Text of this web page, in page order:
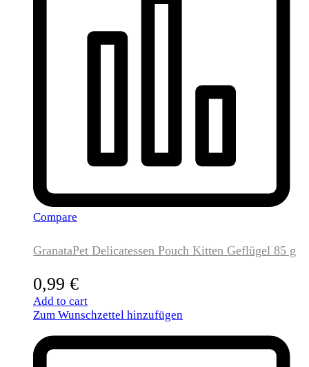
Compare
GranataPet Delicatessen Pouch Kitten Geflügel 85 g
0,99 €
Add to cart
Zum Wunschzettel hinzufügen